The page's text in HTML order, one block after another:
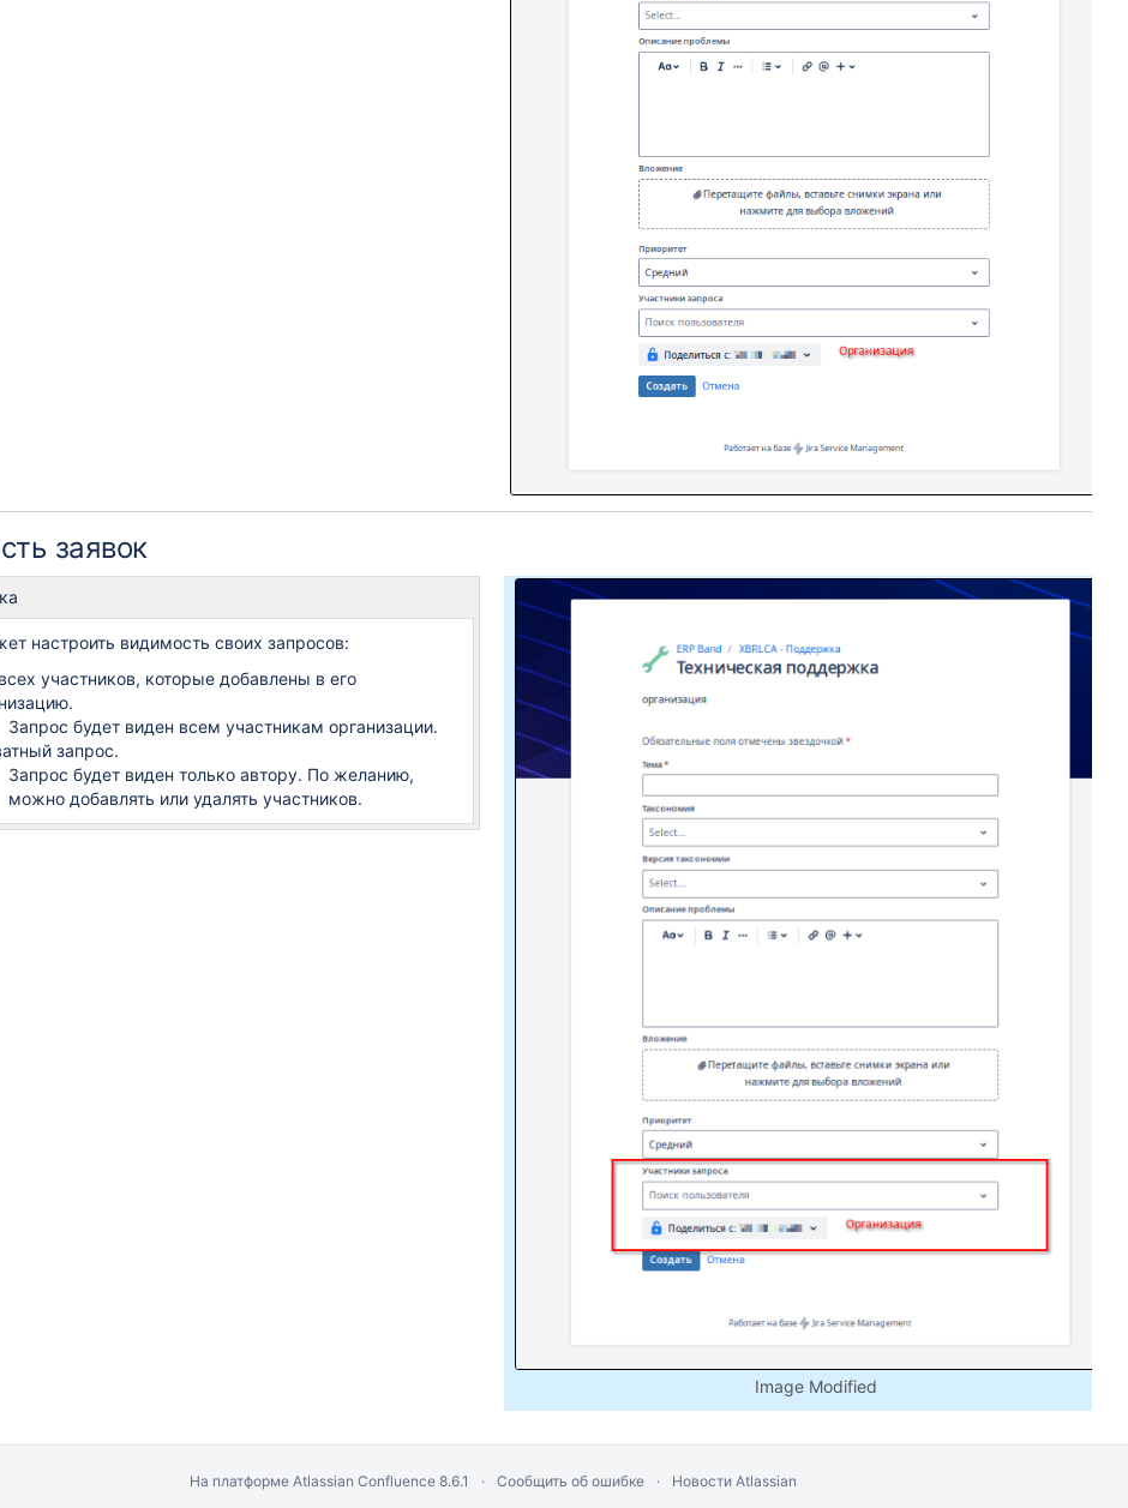
заявок
настроить видимость своих запросов:
участников, которые добавлены в его
Запрос будет виден всем участникам организации.
запрос.
Запрос будет виден только автору. По желанию,
можно добавлять или удалять участников.
Image Modified
На платформе Atlassian Confluence 8.6.1 Сообщить об ошибке Новости Atlassian